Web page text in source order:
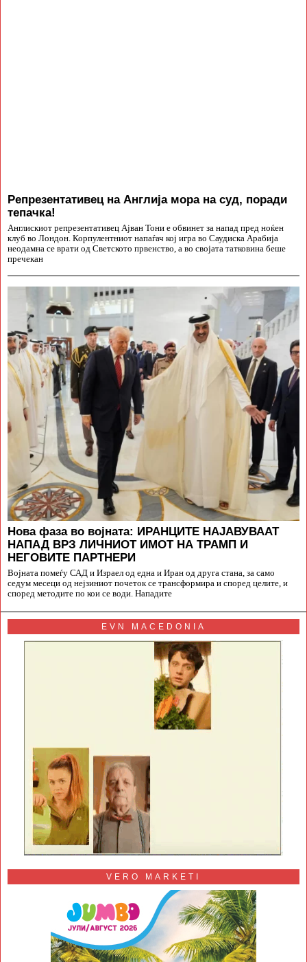
Репрезентативец на Англија мора на суд, поради
тепачка!
Англискиот репрезентативец Ајван Тони е обвинет за напад пред ноќен
клуб во Лондон. Корпулентниот напаѓач кој игра во Саудиска Арабија
неодамна се врати од Светското првенство, а во својата татковина беше
пречекан
Нова фаза во војната: ИРАНЦИТЕ НАЈАВУВААТ
НАПАД ВРЗ ЛИЧНИОТ ИМОТ НА ТРАМП И
НЕГОВИТЕ ПАРТНЕРИ
Војната помеѓу САД и Израел од една и Иран од друга стана, за само
седум месеци од нејзиниот почеток се трансформира и според целите, и
според методите по кои се води. Нападите
EVN MACEDONIA
VERO MARKETI